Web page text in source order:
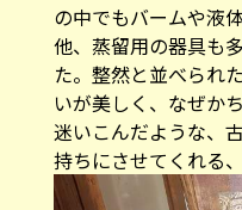
の中でもバームや液
他、蒸留用の器具も
た。整然と並べられ
いが美しく、なぜか
迷いこんだような、
持ちにさせてくれる